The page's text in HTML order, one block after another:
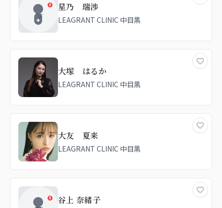
星乃 瑞渉
LEAGRANT CLINIC 中目黒
大塚 はるか
LEAGRANT CLINIC 中目黒
大友 夏来
LEAGRANT CLINIC 中目黒
谷上 奈緒子